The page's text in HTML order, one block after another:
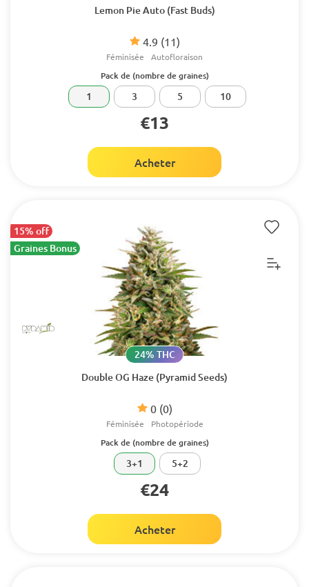
Lemon Pie Auto (Fast Buds)
4.9 (11)
Féminisée Autofloraison
Pack de (nombre de graines)
1 3 5 10
€13
Acheter
15% off
Graines Bonus
Double OG Haze (Pyramid Seeds)
0 (0)
24% THC
Féminisée Photopériode
Pack de (nombre de graines)
3+1 5+2
€24
Acheter